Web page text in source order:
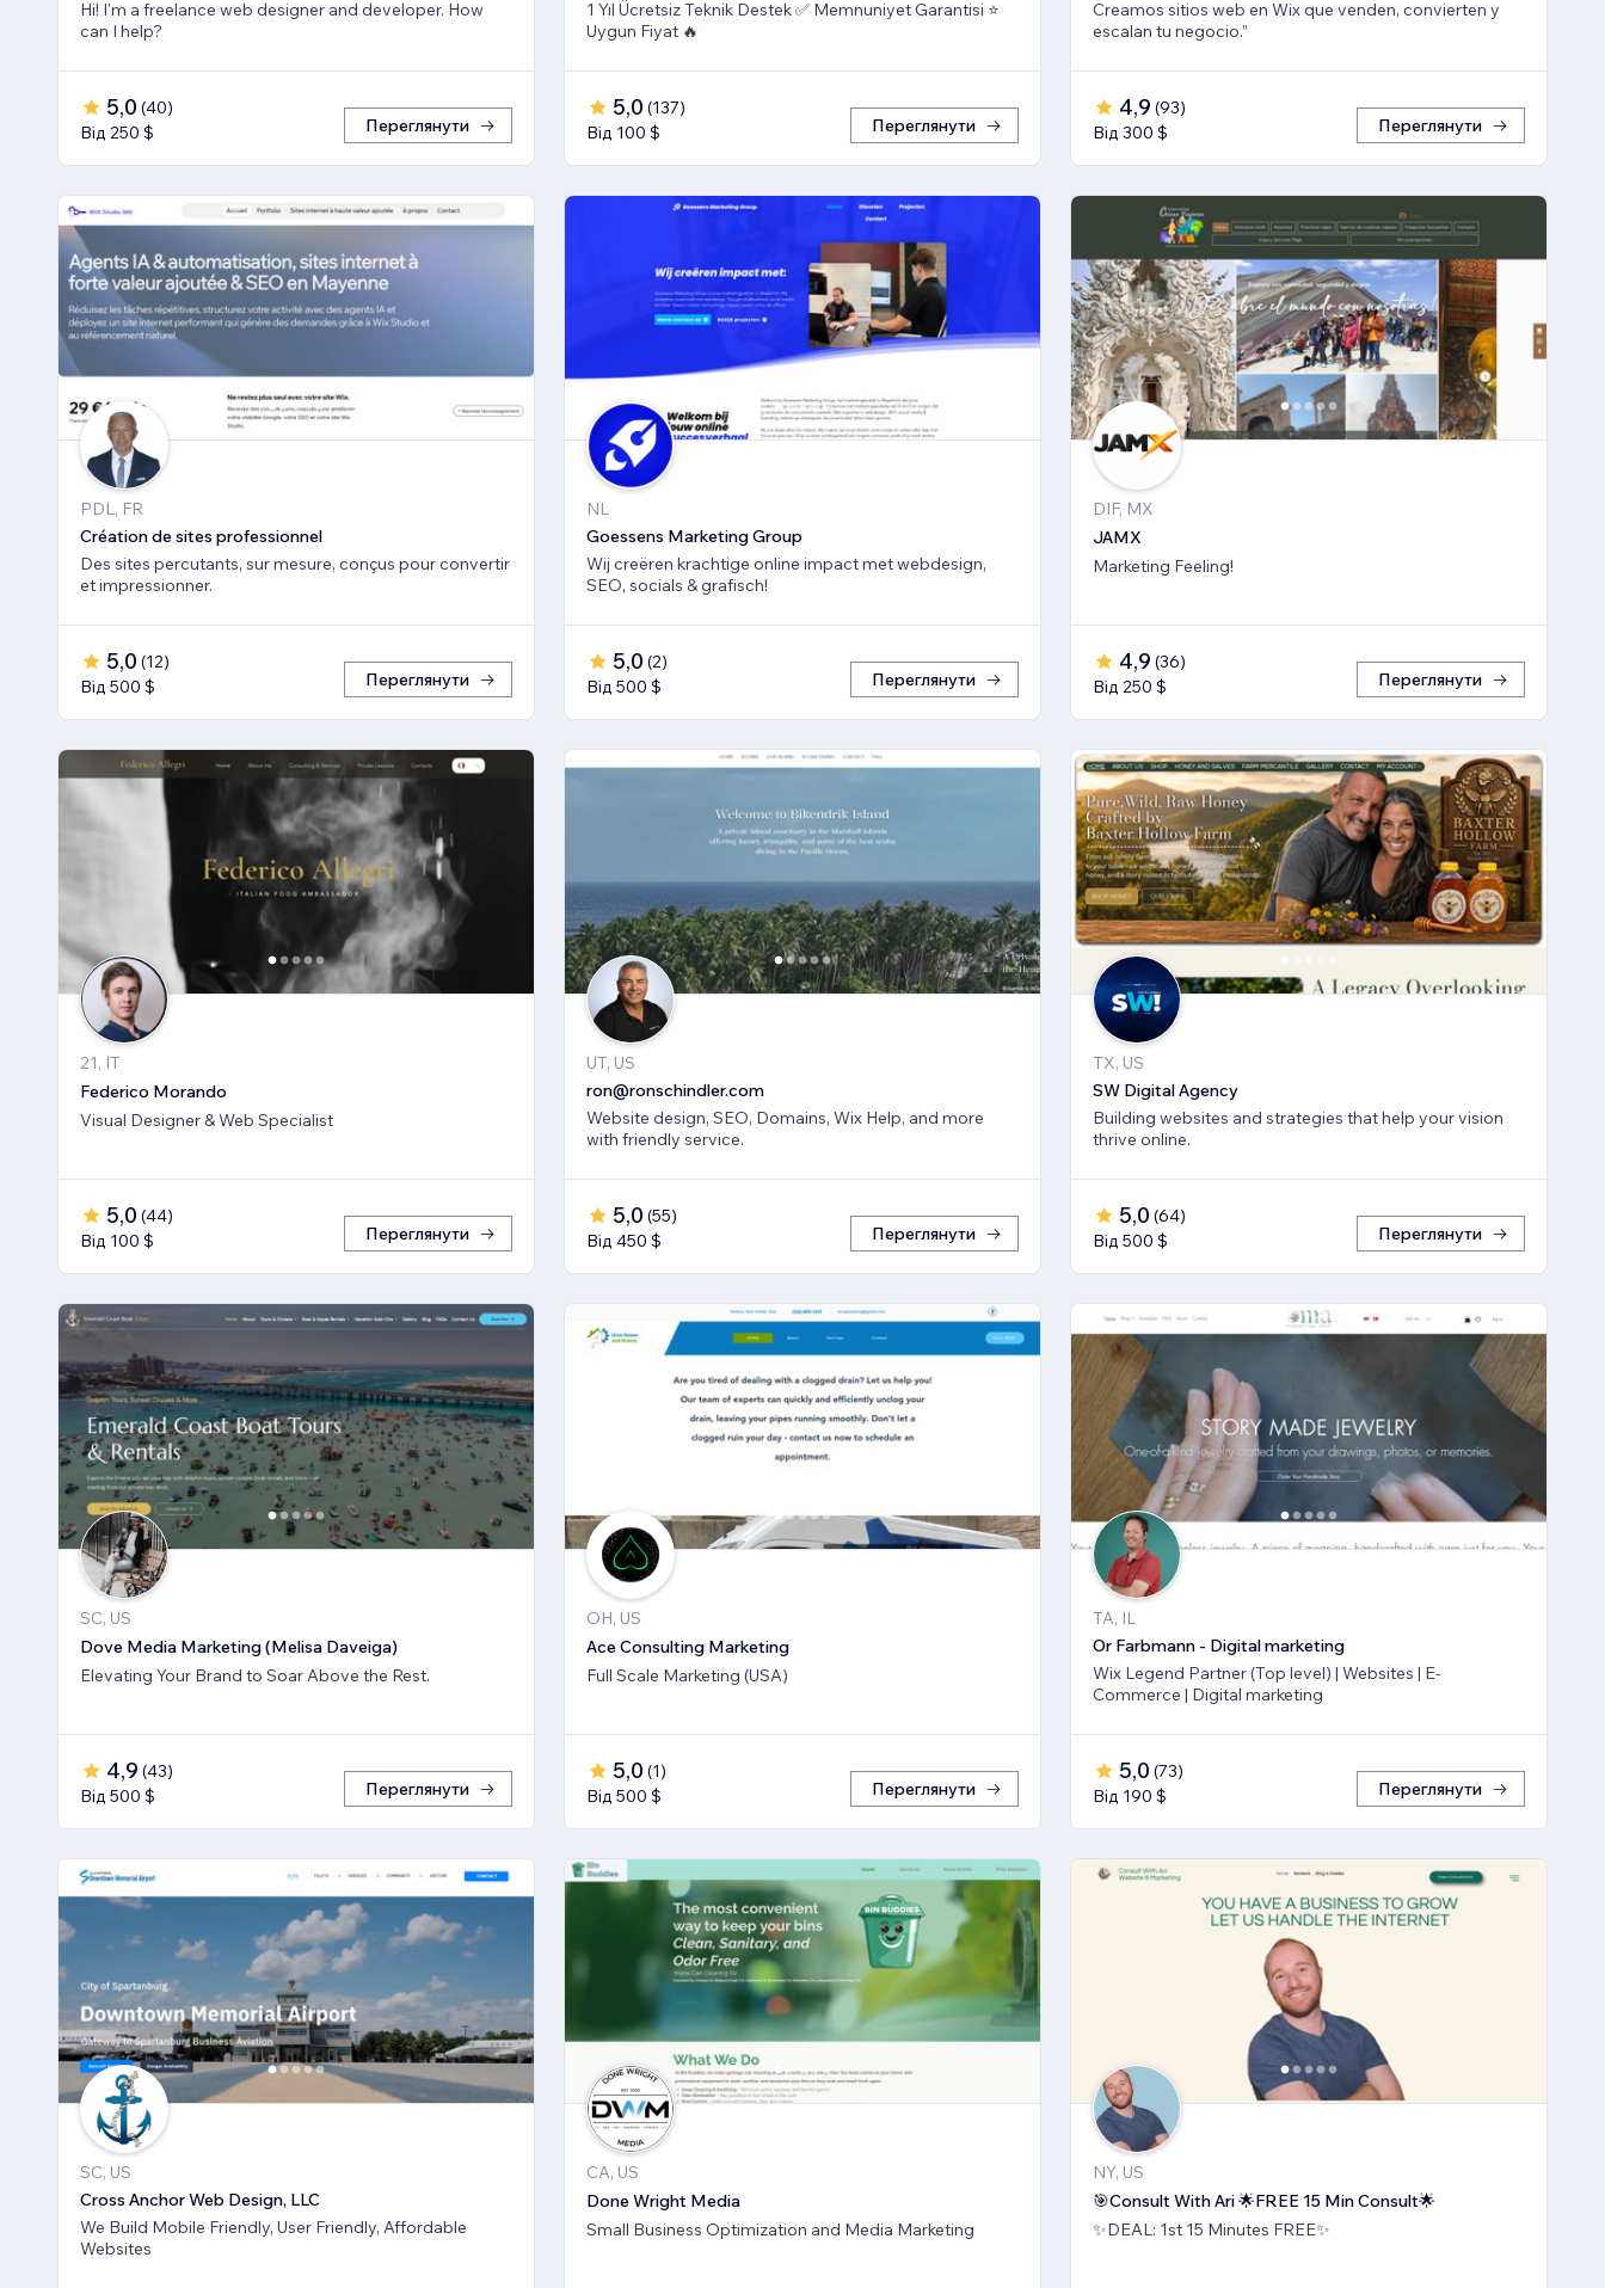
Hi! I'm a freelance web designer and developer. How
can I help?
5,0 (40)
Від 250 $
Переглянути
1 Yıl Ücretsiz Teknik Destek ✅ Memnuniyet Garantisi ⭐
Uygun Fiyat 🔥
5,0 (137)
Від 100 $
Переглянути
Creamos sitios web en Wix que venden, convierten y
escalan tu negocio.”
4,9 (93)
Від 300 $
Переглянути
PDL, FR
Création de sites professionnel
Des sites percutants, sur mesure, conçus pour convertir
et impressionner.
5,0 (12)
Від 500 $
Переглянути
NL
Goessens Marketing Group
Wij creëren krachtige online impact met webdesign,
SEO, socials & grafisch!
5,0 (2)
Від 500 $
Переглянути
DIF, MX
JAMX
Marketing Feeling!
4,9 (36)
Від 250 $
Переглянути
21, IT
Federico Morando
Visual Designer & Web Specialist
5,0 (44)
Від 100 $
Переглянути
UT, US
ron@ronschindler.com
Website design, SEO, Domains, Wix Help, and more
with friendly service.
5,0 (55)
Від 450 $
Переглянути
TX, US
SW Digital Agency
Building websites and strategies that help your vision
thrive online.
5,0 (64)
Від 500 $
Переглянути
SC, US
Dove Media Marketing (Melisa Daveiga)
Elevating Your Brand to Soar Above the Rest.
4,9 (43)
Від 500 $
Переглянути
OH, US
Ace Consulting Marketing
Full Scale Marketing (USA)
5,0 (1)
Від 500 $
Переглянути
TA, IL
Or Farbmann - Digital marketing
Wix Legend Partner (Top level) | Websites | E-
Commerce | Digital marketing
5,0 (73)
Від 190 $
Переглянути
SC, US
Cross Anchor Web Design, LLC
We Build Mobile Friendly, User Friendly, Affordable
Websites
CA, US
Done Wright Media
Small Business Optimization and Media Marketing
NY, US
🎯Consult With Ari 🌟FREE 15 Min Consult🌟
✨DEAL: 1st 15 Minutes FREE✨